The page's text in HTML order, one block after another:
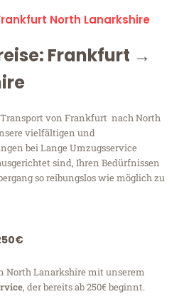
North Lanarkshire
Frankfurt →
von Frankfurt nach North
vielfältigen und
bei Lange Umzugsservice
sind, Ihren Bedürfnissen
so reibungslos wie möglich zu
North Lanarkshire mit unserem
, der bereits ab 250€ beginnt.